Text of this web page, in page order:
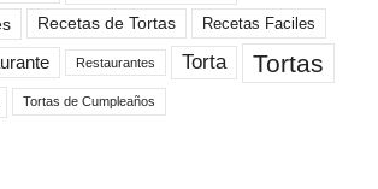
Recetas de Tortas Recetas Faciles
Restaurantes Torta Tortas
Tortas de Cumpleaños